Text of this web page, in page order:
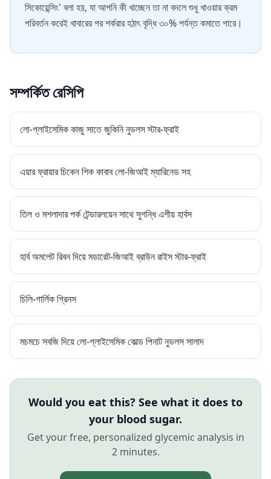
সিকোয়েন্সিং' বলা হয়, যা আপনি কী খাচ্ছেন তা না বদলে শুধু খাওয়ার ক্রম
পরিবর্তন করেই খাবারের পর শর্করার হঠাৎ বৃদ্ধি ৩০% পর্যন্ত কমাতে পারে।
সম্পর্কিত রেসিপি
লো-গ্লাইসেমিক কাজু সাতে জুকিনি নুডলস স্টার-ফ্রাই
এয়ার ফ্রায়ার চিকেন শিক কাবাব লো-জিআই ম্যারিনেড সহ
তিল ও মশলাদার পর্ক টেন্ডারলয়েন সাথে সুগন্ধি এশীয় হার্বস
হার্ব অমলেট রিবন দিয়ে মডারেট-জিআই ব্রাউন রাইস স্টার-ফ্রাই
চিলি-গার্লিক গ্রিনস
মচমচে সবজি দিয়ে লো-গ্লাইসেমিক কোল্ড পিনাট নুডলস সালাদ
Would you eat this? See what it does to
your blood sugar.
Get your free, personalized glycemic analysis in
2 minutes.